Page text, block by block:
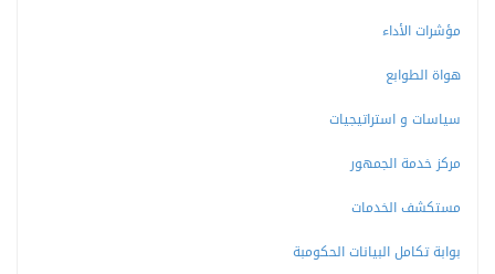
مؤشرات الأداء
هواة الطوابع
سياسات و استراتيجيات
مركز خدمة الجمهور
مستكشف الخدمات
بوابة تكامل البيانات الحكومبة